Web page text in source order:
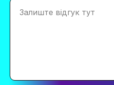
Залиште відгук тут